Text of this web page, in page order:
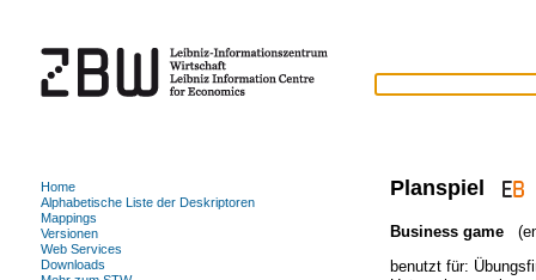
Planspiel
Business game
benutzt für:
Home
Alphabetische Liste der Deskriptoren
Mappings
Versionen
Web Services
Downloads